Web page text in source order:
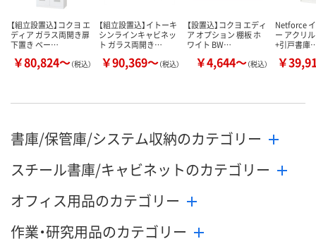
【組立設置込】コクヨ エ
ディア ガラス両開き扉
下置き ベー…
￥80,824～（税込）
【組立設置込】イトーキ
シンラインキャビネッ
ト ガラス両開き…
￥90,369～（税込）
【設置込】コクヨ エディ
ア オプション 棚板 ホ
ワイト BW…
￥4,644～（税込）
Netforce
ー アクリ
+引戸書庫
￥
書庫/保管庫/システム収納のカテゴリー
スチール書庫/キャビネットのカテゴリー
オフィス用品のカテゴリー
作業・研究用品のカテゴリー